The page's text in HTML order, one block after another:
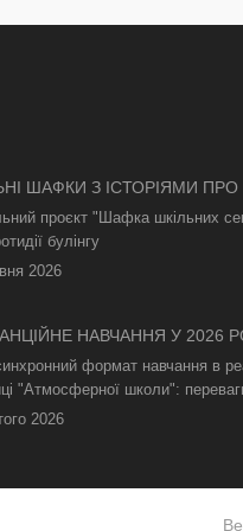
ШАФКИ З ІСТОРІЯМИ
проєкт "Шафка шкільних
булінгу
2026
НАВЧАННЯ У 2026
ЯК АСИНХРОННИЙ
ПРОЦЕС
формат навчання в
"Атмосферної школи":
2026